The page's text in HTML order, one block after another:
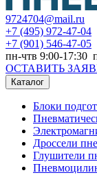
9724704@mail.ru
+7 (495) 972-47-04
+7 (901) 546-47-05
пн-чтв 9:00-17:30
ОСТАВИТЬ
Каталог
Блоки
Дроссели
Глушители